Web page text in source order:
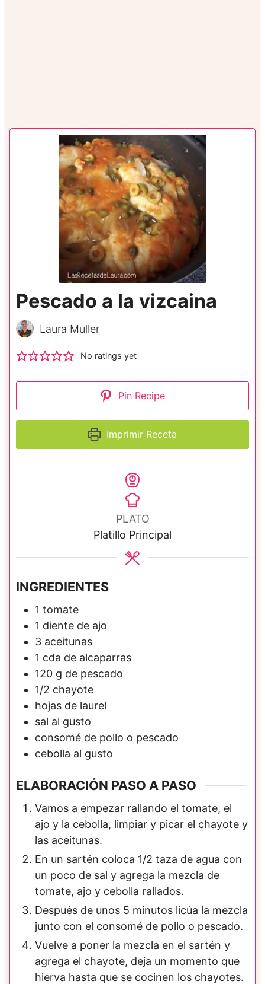
Pescado a la vizcaina
Laura Muller
No ratings yet
Pin Recipe
Imprimir Receta
PLATO
Platillo Principal
INGREDIENTES
1 tomate
1 diente de ajo
3 aceitunas
1 cda de alcaparras
120 g de pescado
1/2 chayote
hojas de laurel
sal al gusto
consomé de pollo o pescado
cebolla al gusto
ELABORACIÓN PASO A PASO
Vamos a empezar rallando el tomate, el
ajo y la cebolla, limpiar y picar el chayote y
las aceitunas.
En un sartén coloca 1/2 taza de agua con
un poco de sal y agrega la mezcla de
tomate, ajo y cebolla rallados.
Después de unos 5 minutos licúa la mezcla
junto con el consomé de pollo o pescado.
Vuelve a poner la mezcla en el sartén y
agrega el chayote, deja un momento que
hierva hasta que se cocinen los chayotes.